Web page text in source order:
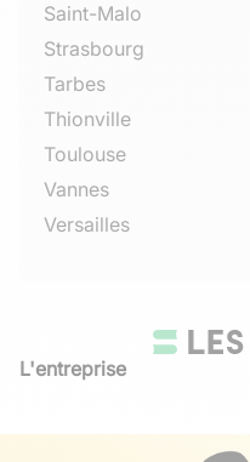
Saint-Malo
Strasbourg
Tarbes
Thionville
Toulouse
Vannes
Versailles
L'entreprise